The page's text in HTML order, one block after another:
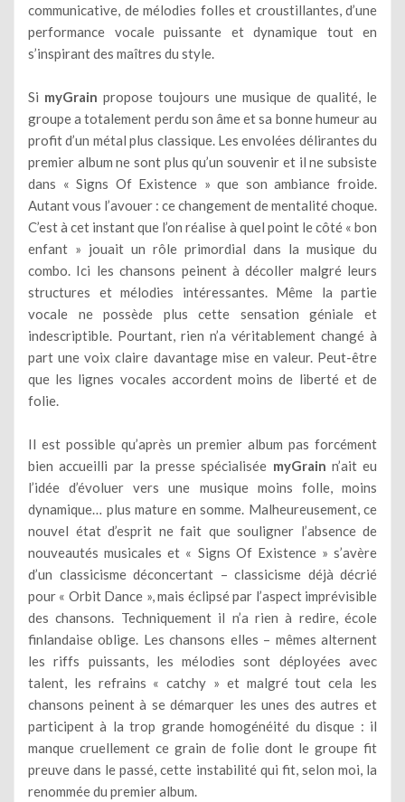
communicative, de mélodies folles et croustillantes, d’une
performance vocale puissante et dynamique tout en
s’inspirant des maîtres du style.
Si myGrain propose toujours une musique de qualité, le
groupe a totalement perdu son âme et sa bonne humeur au
profit d’un métal plus classique. Les envolées délirantes du
premier album ne sont plus qu’un souvenir et il ne subsiste
dans « Signs Of Existence » que son ambiance froide.
Autant vous l’avouer : ce changement de mentalité choque.
C’est à cet instant que l’on réalise à quel point le côté « bon
enfant » jouait un rôle primordial dans la musique du
combo. Ici les chansons peinent à décoller malgré leurs
structures et mélodies intéressantes. Même la partie
vocale ne possède plus cette sensation géniale et
indescriptible. Pourtant, rien n’a véritablement changé à
part une voix claire davantage mise en valeur. Peut-être
que les lignes vocales accordent moins de liberté et de
folie.
Il est possible qu’après un premier album pas forcément
bien accueilli par la presse spécialisée myGrain n’ait eu
l’idée d’évoluer vers une musique moins folle, moins
dynamique… plus mature en somme. Malheureusement, ce
nouvel état d’esprit ne fait que souligner l’absence de
nouveautés musicales et « Signs Of Existence » s’avère
d’un classicisme déconcertant – classicisme déjà décrié
pour « Orbit Dance », mais éclipsé par l’aspect imprévisible
des chansons. Techniquement il n’a rien à redire, école
finlandaise oblige. Les chansons elles – mêmes alternent
les riffs puissants, les mélodies sont déployées avec
talent, les refrains « catchy » et malgré tout cela les
chansons peinent à se démarquer les unes des autres et
participent à la trop grande homogénéité du disque : il
manque cruellement ce grain de folie dont le groupe fit
preuve dans le passé, cette instabilité qui fit, selon moi, la
renommée du premier album.